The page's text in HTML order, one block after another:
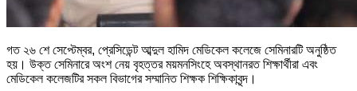
গত ২৬ শে সেপ্টেম্বর, প্রেসিডেন্ট আব্দুল হামিদ মেডিকেল কলেজে সেমিনারটি অনুষ্ঠিত
হয়। উক্ত সেমিনারে অংশ নেয় বৃহত্তর ময়মনসিংহে অবস্থানরত শিক্ষার্থীরা এবং
মেডিকেল কলেজটির সকল বিভাগের সম্মানিত শিক্ষক শিক্ষিকাবৃন্দ।